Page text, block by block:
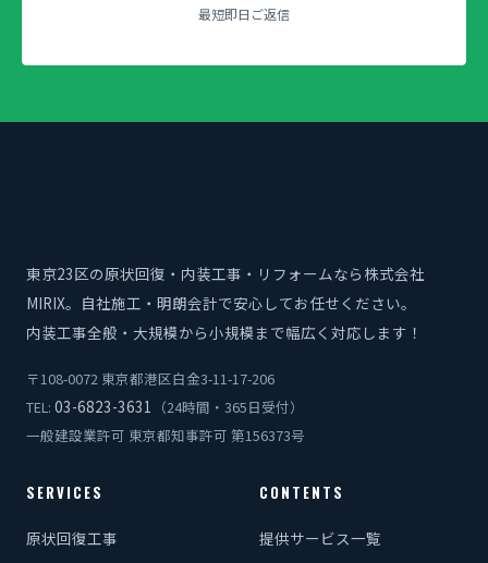
最短即日ご返信
東京23区の原状回復・内装工事・リフォームなら株式会社
MIRIX。自社施工・明朗会計で安心してお任せください。
内装工事全般・大規模から小規模まで幅広く対応します！
〒108-0072 東京都港区白金3-11-17-206
TEL: 03-6823-3631
（24時間・365日受付）
一般建設業許可 東京都知事許可 第156373号
SERVICES
原状回復工事
CONTENTS
提供サービス一覧